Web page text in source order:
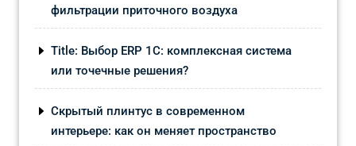
фильтрации приточного воздуха
Title: Выбор ERP 1С: комплексная система
или точечные решения?
Скрытый плинтус в современном
интерьере: как он меняет пространство